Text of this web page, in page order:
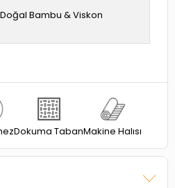
Doğal Bambu & Viskon
Dokuma TabanMakine Halısı